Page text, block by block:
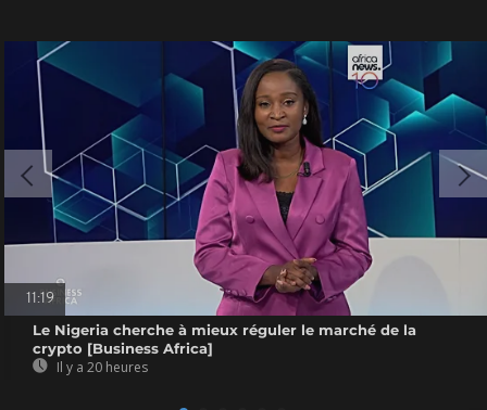
11:19
Le Nigeria cherche à mieux réguler le marché de la
crypto [Business Africa]
Il y a 20 heures